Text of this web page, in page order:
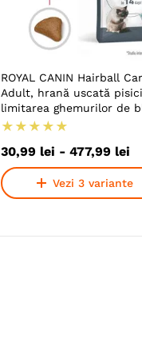
ROYAL CANIN Hairball
Adult, hrană uscată
limitarea ghemurilor de
★ ★ ★ ★ ★
30,99 lei - 477,99 lei
Vezi 3 variante